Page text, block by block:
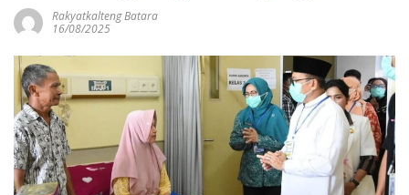
Rakyatkalteng Batara
16/08/2025